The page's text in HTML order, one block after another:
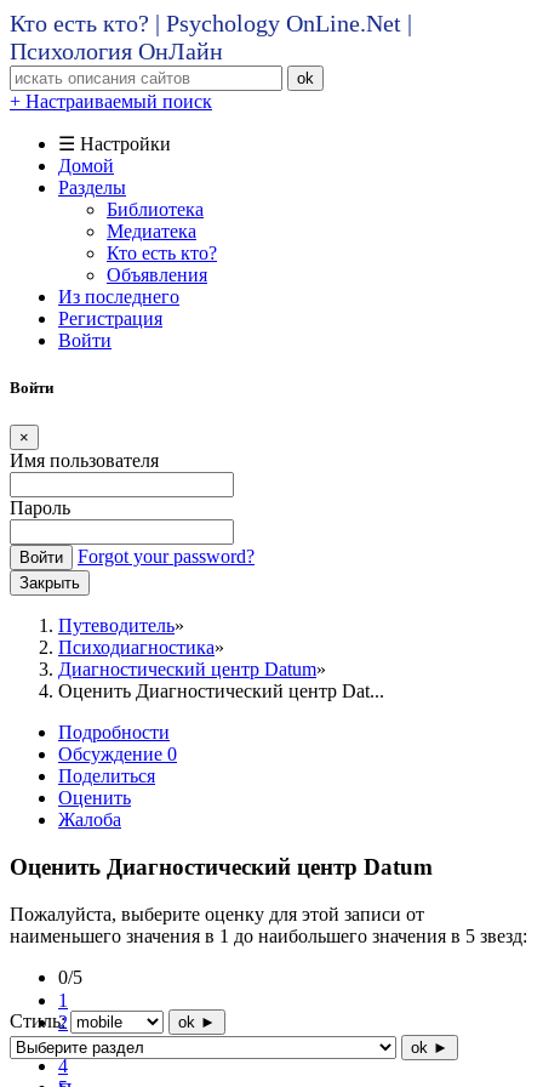
Кто есть кто? | Psychology OnLine.Net |
Психология ОнЛайн
ok
+ Настраиваемый поиск
☰ Настройки
Домой
Разделы
Библиотека
Медиатека
Кто есть кто?
Объявления
Из последнего
Регистрация
Войти
Войти
×
Имя пользователя
Пароль
Войти Forgot your password?
Закрыть
Путеводитель
Психодиагностика
Диагностический центр Datum
Оценить Диагностический центр Dat...
Подробности
Обсуждение 0
Поделиться
Оценить
Жалоба
Оценить Диагностический центр Datum
Пожалуйста, выберите оценку для этой записи от
наименьшего значения в 1 до наибольшего значения в 5 звезд:
0/5
1
2
3
4
Стиль:
ok ►
ok ►